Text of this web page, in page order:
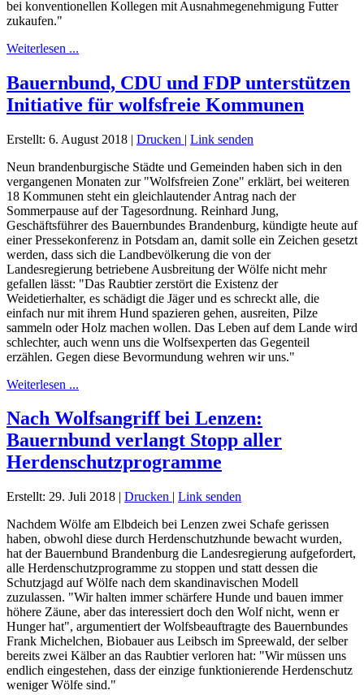
bei konventionellen Kollegen mit Ausnahmegenehmigung Futter
zukaufen."
Weiterlesen ...
Bauernbund, CDU und FDP unterstützen
Initiative für wolfsfreie Kommunen
Erstellt: 6. August 2018 | Drucken | Link senden
Neun brandenburgische Städte und Gemeinden haben sich in den
vergangenen Monaten zur "Wolfsfreien Zone" erklärt, bei weiteren
18 Kommunen steht ein gleichlautender Antrag nach der
Sommerpause auf der Tagesordnung. Reinhard Jung,
Geschäftsführer des Bauernbundes Brandenburg, kündigte heute auf
einer Pressekonferenz in Potsdam an, damit solle ein Zeichen gesetzt
werden, dass sich die Landbevölkerung die von der
Landesregierung betriebene Ausbreitung der Wölfe nicht mehr
gefallen lässt: "Das Raubtier zerstört die Existenz der
Weidetierhalter, es schädigt die Jäger und es schreckt alle, die
einfach nur mit ihrem Hund spazieren gehen, ausreiten, Pilze
sammeln oder Holz machen wollen. Das Leben auf dem Lande wird
schlechter, auch wenn uns die Wolfsexperten das Gegenteil
erzählen. Gegen diese Bevormundung wehren wir uns."
Weiterlesen ...
Nach Wolfsangriff bei Lenzen:
Bauernbund verlangt Stopp aller
Herdenschutzprogramme
Erstellt: 29. Juli 2018 | Drucken | Link senden
Nachdem Wölfe am Elbdeich bei Lenzen zwei Schafe gerissen
haben, obwohl diese durch Herdenschutzhunde bewacht wurden,
hat der Bauernbund Brandenburg die Landesregierung aufgefordert,
alle Herdenschutzprogramme zu stoppen und statt dessen die
Schutzjagd auf Wölfe nach dem skandinavischen Modell
zuzulassen. "Wir halten immer schärfere Hunde und bauen immer
höhere Zäune, aber das interessiert doch den Wolf nicht, wenn er
Hunger hat", argumentiert der Wolfsbeauftragte des Bauernbundes
Frank Michelchen, Biobauer aus Leibsch im Spreewald, der selber
bereits zwei Kälber an das Raubtier verloren hat: "Wir müssen uns
endlich eingestehen, dass der einzige funktionierende Herdenschutz
weniger Wölfe sind."